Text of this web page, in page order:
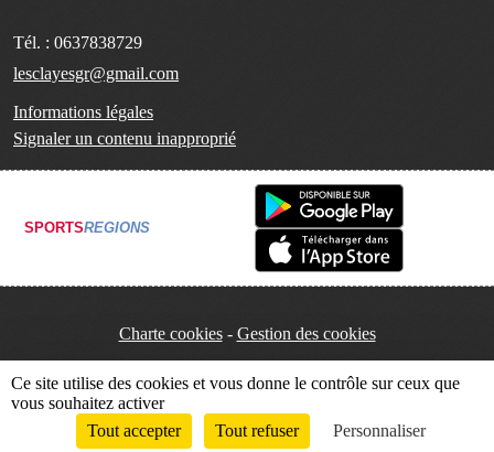
Tél. : 0637838729
lesclayesgr@gmail.com
Informations légales
Signaler un contenu inapproprié
SPORTSREGIONS
Charte cookies Gestion des cookies
Envie de participer ? Connexion
Ce site utilise des cookies et vous donne le contrôle sur ceux que
vous souhaitez activer
Tout accepter
Tout refuser Personnaliser